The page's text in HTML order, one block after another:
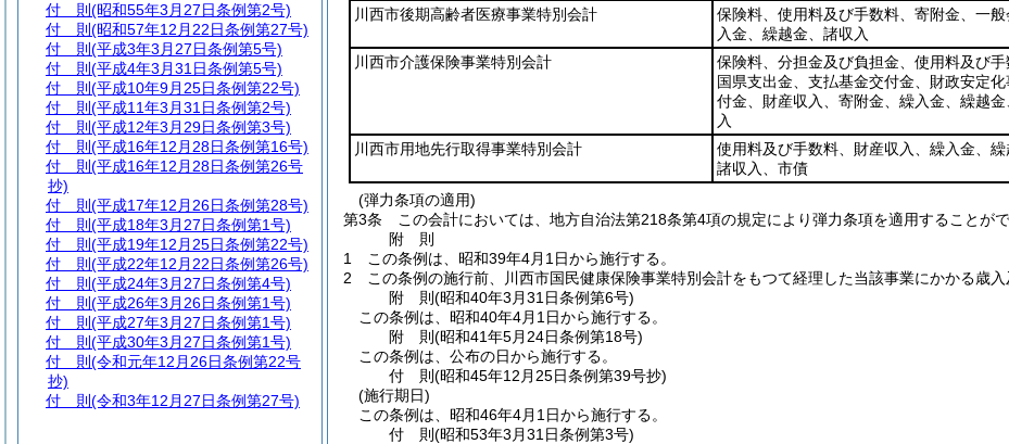
川西市後期高齢者医療事業特別会計
保険料、使用料及び手数料、寄附金、一
入金、繰越金、諸収入
川西市介護保険事業特別会計
保険料、分担金及び負担金、使用料及び手
国県支出金、支払基金交付金、財政安定
付金、財産収入、寄附金、繰入金、繰越金
入
川西市用地先行取得事業特別会計
使用料及び手数料、財産収入、繰入金、繰
諸収入、市債
(弾力条項の適用)
第3条
この会計においては、地方自治法第218条第4項の規定により弾力条項を適用することがで
附 則
1
この条例は、昭和39年4月1日から施行する。
2
この条例の施行前、川西市国民健康保険事業特別会計をもつて経理した当該事業にかかる歳
附 則(昭和40年3月31日条例第6号)
この条例は、昭和40年4月1日から施行する。
附 則(昭和41年5月24日条例第18号)
この条例は、公布の日から施行する。
付 則(昭和45年12月25日条例第39号抄)
(施行期日)
この条例は、昭和46年4月1日から施行する。
付 則(昭和53年3月31日条例第3号)
付 則 (昭和55年3月27日条例第2号)
付 則 (昭和57年12月22日条例第27号)
付 則 (平成3年3月27日条例第5号)
付 則 (平成4年3月31日条例第5号)
付 則 (平成10年9月25日条例第22号)
付 則 (平成11年3月31日条例第2号)
付 則 (平成12年3月29日条例第3号)
付 則 (平成16年12月28日条例第16号)
付 則 (平成16年12月28日条例第26号
抄)
付 則 (平成17年12月26日条例第28号)
付 則 (平成18年3月27日条例第1号)
付 則 (平成19年12月25日条例第22号)
付 則 (平成22年12月22日条例第26号)
付 則 (平成24年3月27日条例第4号)
付 則 (平成26年3月26日条例第1号)
付 則 (平成27年3月27日条例第1号)
付 則 (平成30年3月27日条例第1号)
付 則 (令和元年12月26日条例第22号
抄)
付 則 (令和3年12月27日条例第27号)